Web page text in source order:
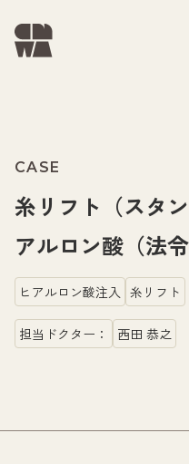
CASE
糸リフト（スタ
アルロン酸（
ヒアルロン酸注入 糸リフト
担当ドクター： 西田 恭之